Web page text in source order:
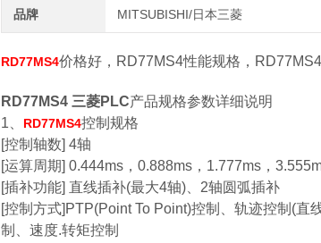
品牌 MITSUBISHI/日本三菱
RD77MS4价格好，RD77MS4性能规格，
RD77MS4 三菱PLC产品规格参数详细说明
1、 RD77MS4控制规格
[控制轴数] 4轴
[运算周期] 0.444ms，0.888ms，1.777ms，
[插补功能] 直线插补(最大4轴)、2轴圆弧插补
[控制方式]PTP(Point To Point)控制、轨迹控制(
制、速度.转矩控制